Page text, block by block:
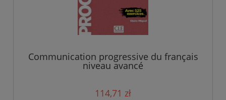
Communication progressive du français
niveau avancé
114,71 zł